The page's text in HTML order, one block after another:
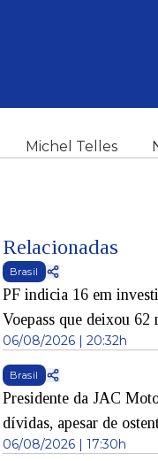
Michel Telles
Relacionadas
Brasil
PF indicia 16 em
Voepass que deixou 62
06/08/2026 | 20:32h
Brasil
Presidente da JAC
dívidas, apesar de
06/08/2026 | 17:30h